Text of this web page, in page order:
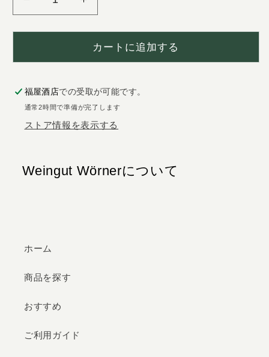
Weingut
Wörner
Marto
Noir
の
数
量
ら
Weingut
Wörner
Marto
Pinot
Noir
の
数
量
や
カートに追加する
福屋酒店での受取が可能です。
通常2時間で準備が完了します
ストア情報を表示する
Weingut Wörnerについて
ホーム
商品を探す
おすすめ
ご利用ガイド